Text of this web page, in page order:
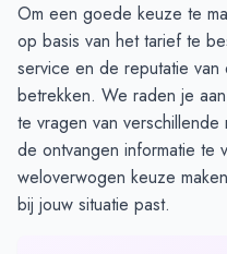
Om een goede keuze te
op basis van het tarief te
service en de reputatie
betrekken. We raden je
te vragen van
de ontvangen informatie te
weloverwogen keuze
bij jouw situatie past.